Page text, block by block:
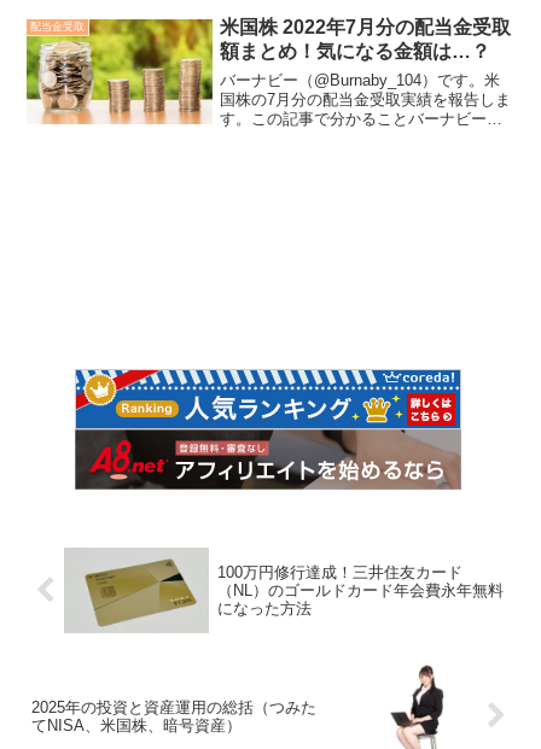
緯本来、つみたてNISAの銘柄は売却せず
保有し...
配当金受取
米国株 2022年7月分の配当金受取
額まとめ！気になる金額は…？
バーナビー（@Burnaby_104）です。米
国株の7月分の配当金受取実績を報告しま
す。この記事で分かることバーナビーの
100万円修行達成！三井住友カード
（NL）のゴールドカード年会費永年無料
になった方法
2025年の投資と資産運用の総括（つみた
てNISA、米国株、暗号資産）